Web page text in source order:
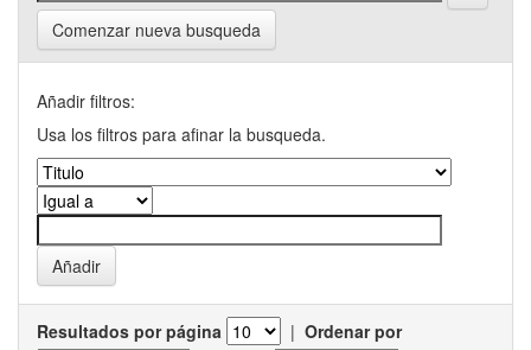
Comenzar nueva busqueda
Añadir filtros:
Usa los filtros para afinar la busqueda.
Resultados por página | Ordenar por